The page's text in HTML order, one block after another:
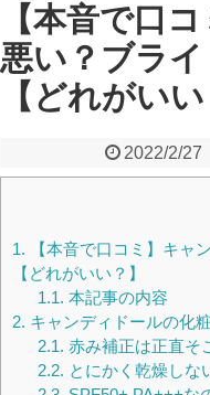
【本音で口
悪い？ブラ
【どれがいい
2022/2/27
1. 【本音で口コミ】キャ
【どれがいい？】
1.1. 本記事の内容
2. キャンディドールの化
2.1. 赤み補正は正直そ
2.2. とにかく乾燥しな